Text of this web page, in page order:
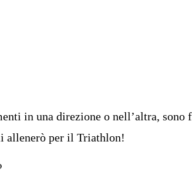
in una direzione o nell’altra, sono
allenerò per il Triathlon!